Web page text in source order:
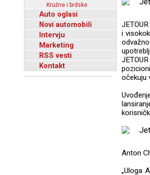
Kružne i brdske
Auto oglasi
Novi automobili
Intervju
Marketing
RSS vesti
Kontakt
i
očekuju
Anton
„Uloga